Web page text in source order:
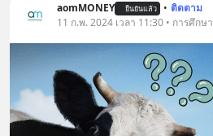
aomMONEY ยืนยันแล้ว • ติดตาม
11 ก.พ. 2024 เวลา 11:30 • การศึกษา